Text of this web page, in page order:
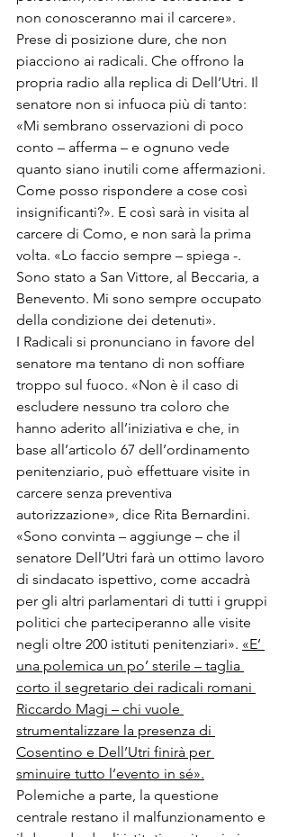
non conosceranno mai il carcere».
Prese di posizione dure, che non
piacciono ai radicali. Che offrono la
propria radio alla replica di Dell’Utri. Il
senatore non si infuoca più di tanto:
«Mi sembrano osservazioni di poco
conto – afferma – e ognuno vede
quanto siano inutili come affermazioni.
Come posso rispondere a cose così
insignificanti?». E così sarà in visita al
carcere di Como, e non sarà la prima
volta. «Lo faccio sempre – spiega -.
Sono stato a San Vittore, al Beccaria, a
Benevento. Mi sono sempre occupato
della condizione dei detenuti».
I Radicali si pronunciano in favore del
senatore ma tentano di non soffiare
troppo sul fuoco. «Non è il caso di
escludere nessuno tra coloro che
hanno aderito all’iniziativa e che, in
base all’articolo 67 dell’ordinamento
penitenziario, può effettuare visite in
carcere senza preventiva
autorizzazione», dice Rita Bernardini.
«Sono convinta – aggiunge – che il
senatore Dell’Utri farà un ottimo lavoro
di sindacato ispettivo, come accadrà
per gli altri parlamentari di tutti i gruppi
politici che parteciperanno alle visite
negli oltre 200 istituti penitenziari». «E’
una polemica un po’ sterile – taglia
corto il segretario dei radicali romani
Riccardo Magi – chi vuole
strumentalizzare la presenza di
Cosentino e Dell’Utri finirà per
sminuire tutto l’evento in sé».
Polemiche a parte, la questione
centrale restano il malfunzionamento e